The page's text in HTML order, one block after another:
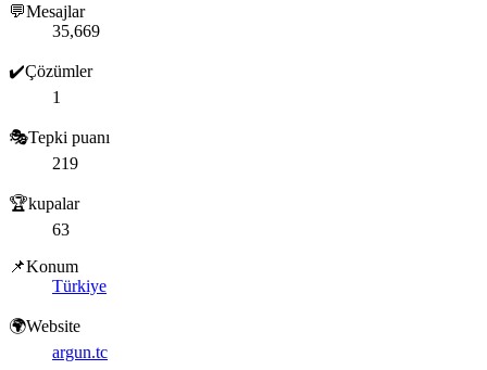
💬Mesajlar
35,669
✔️Çözümler
1
🎭Tepki puanı
219
🏆kupalar
63
📌Konum
Türkiye
🌍Website
argun.tc